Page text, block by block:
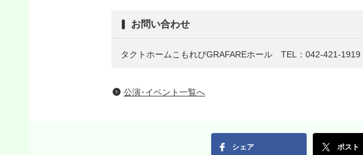
お問い合わせ
タクトホームこもれびGRAFAREホール TEL：042-421-1919
公演･イベント一覧へ
シェア ポスト